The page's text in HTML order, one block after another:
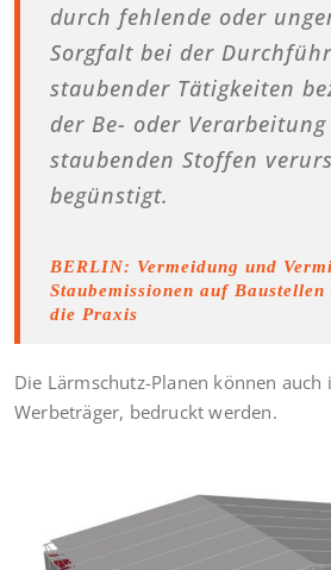
durch fehlende oder
Sorgfalt bei der
staubender Tätigkeiten
der Be- oder
staubenden Stoffen
begünstigt.
BERLIN: Vermeidung und
Staubemissionen auf
die Praxis
Die Lärmschutz-Planen können
Werbeträger, bedruckt werden.